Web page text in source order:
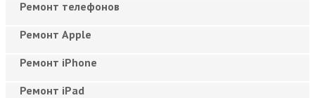
Ремонт телефонов
Ремонт Apple
Ремонт iPhone
Ремонт iPad